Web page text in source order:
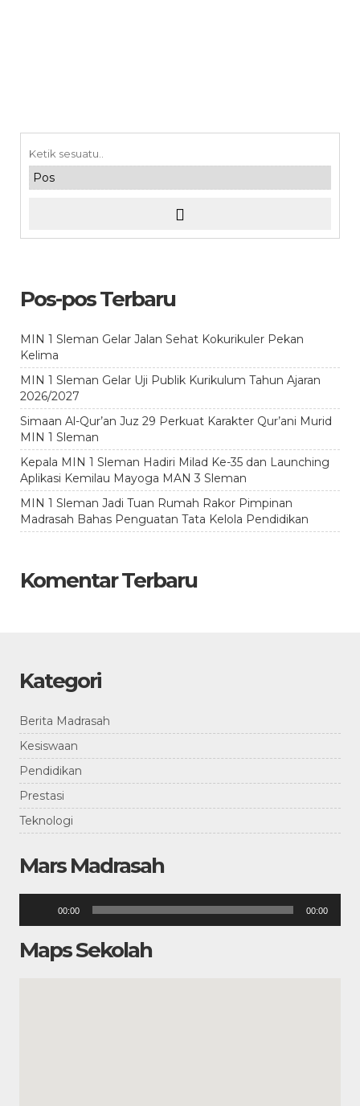
Pos-pos Terbaru
MIN 1 Sleman Gelar Jalan Sehat Kokurikuler Pekan
Kelima
MIN 1 Sleman Gelar Uji Publik Kurikulum Tahun Ajaran
2026/2027
Simaan Al-Qur’an Juz 29 Perkuat Karakter Qur’ani Murid
MIN 1 Sleman
Kepala MIN 1 Sleman Hadiri Milad Ke-35 dan Launching
Aplikasi Kemilau Mayoga MAN 3 Sleman
MIN 1 Sleman Jadi Tuan Rumah Rakor Pimpinan
Madrasah Bahas Penguatan Tata Kelola Pendidikan
Komentar Terbaru
Kategori
Berita Madrasah
Kesiswaan
Pendidikan
Prestasi
Teknologi
Mars Madrasah
00:00 00:00
Maps Sekolah